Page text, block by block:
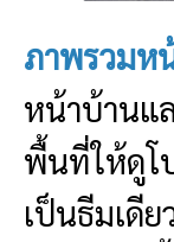
ภาพรวมห
หน้าบ้านแ
พื้นที่ให้ดูโ
เป็นธีมเดี